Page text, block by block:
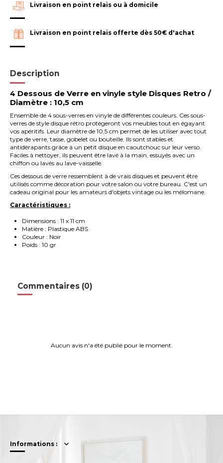
Livraison en point relais ou à domicile
Livraison en point relais offerte dès 50€ d'achat
Description
4 Dessous de Verre en vinyle style Disques Retro /
Diamètre : 10,5 cm
Ensemble de 4 sous-verres en vinyle de différentes couleurs. Ces sous-
verres de style disque rétro protègeront vos meubles tout en égayant
vos apéritifs. Leur diamètre de 10,5 cm permet de les utiliser avec tout
type de verre, tasse, gobelet ou bouteille. Ils sont stables et
antidérapants grâce à un petit disque en caoutchouc sur leur verso.
Faciles à nettoyer, ils peuvent être lavé à la main, essuyés avec un
chiffon ou lavés au lave-vaisselle.
Ces dessous de verre ressemblent à de vrais disques et peuvent être
utilisés comme décoration pour votre salon ou votre bureau. C'est un
cadeau original pour les amateurs d'objets vintage ou les mélomane.
Caractéristiques :
Dimensions : 11 x 11 cm
Matière : Plastique ABS
Couleur : Noir
Poids : 10 gr
Commentaires (0)
Aucun avis n'a été publié pour le moment.
Informations :